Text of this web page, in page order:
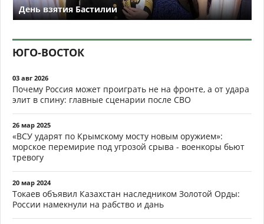
День взятия Бастилии
ЮГО-ВОСТОК
03 авг 2026
Почему Россия может проиграть не на фронте, а от удара
элит в спину: главные сценарии после СВО
26 мар 2025
«ВСУ ударят по Крымскому мосту новым оружием»:
морское перемирие под угрозой срыва - военкоры бьют
тревогу
20 мар 2024
Токаев объявил Казахстан наследником Золотой Орды:
России намекнули на рабство и дань